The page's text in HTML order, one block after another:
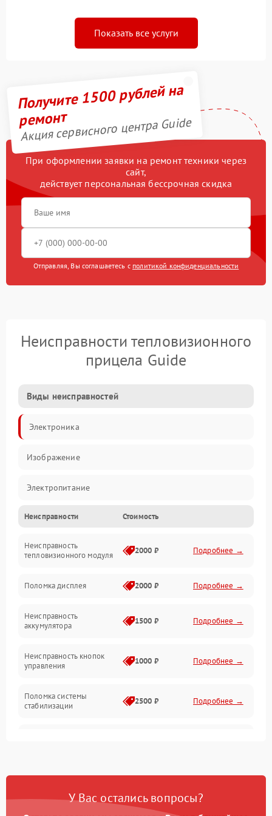
Показать все услуги
Получите 1500 рублей на
ремонт
Акция сервисного центра Guide
При оформлении заявки на ремонт техники через
сайт,
действует персональная бессрочная скидка
Отправляя, Вы соглашаетесь с политикой конфиденциальности
Неисправности тепловизионного
прицела Guide
Виды неисправностей
Электроника
Изображение
Электропитание
Измерения
Матрица
Неисправности Стоимость
Неисправность
тепловизионного модуля
2000 ₽ Подробнее →
Поломка дисплея 2000 ₽ Подробнее →
Неисправность
аккумулятора
1500 ₽ Подробнее →
Неисправность кнопок
управления
1000 ₽ Подробнее →
Поломка системы
стабилизации
2500 ₽ Подробнее →
Неисправность системы
У Вас остались вопросы?